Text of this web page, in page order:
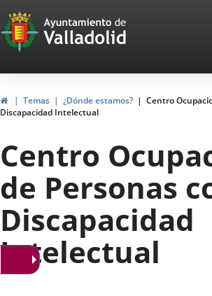
Portal
Web
del
Ayuntamiento
de
Valladolid
InicioTemas ¿Dónde estamos?
Centro
Discapacidad Intelectual
Centro
de Personas
Discapacidad
Intelectual